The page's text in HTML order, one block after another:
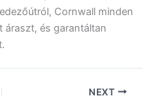
Cornwall minden
áraszt, és garantáltan
NEXT